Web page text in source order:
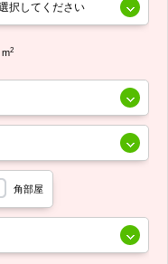
m2
角部屋